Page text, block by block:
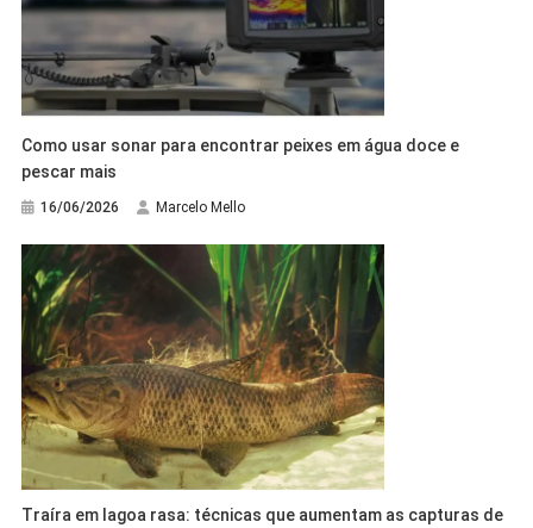
Como usar sonar para encontrar peixes em água doce e
pescar mais
16/06/2026 Marcelo Mello
Traíra em lagoa rasa: técnicas que aumentam as capturas de